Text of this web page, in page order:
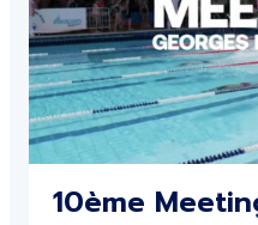
10ème